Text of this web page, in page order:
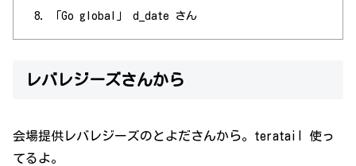
「Go global」 d_date さん
レバレジーズさんから
会場提供レバレジーズのとよださんから。teratail 使っ
てるよ。